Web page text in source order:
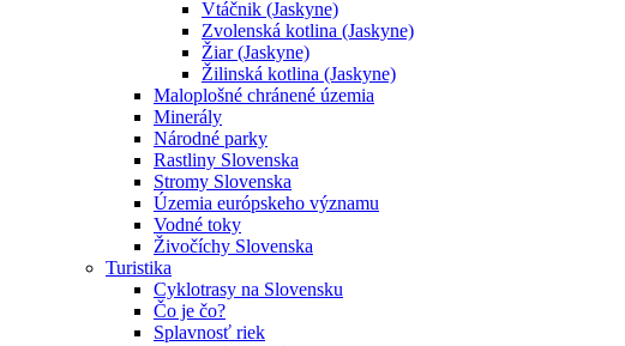
Vtáčnik (Jaskyne)
Zvolenská kotlina (Jaskyne)
Žiar (Jaskyne)
Žilinská kotlina (Jaskyne)
Maloplošné chránené územia
Minerály
Národné parky
Rastliny Slovenska
Stromy Slovenska
Územia európskeho významu
Vodné toky
Živočíchy Slovenska
Turistika
Cyklotrasy na Slovensku
Čo je čo?
Splavnosť riek